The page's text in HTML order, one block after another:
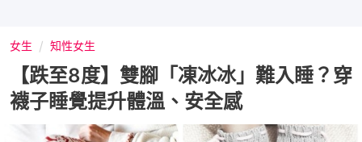
女生 知性女生
【跌至8度】雙腳「凍冰冰」難入睡？穿
襪子睡覺提升體溫、安全感